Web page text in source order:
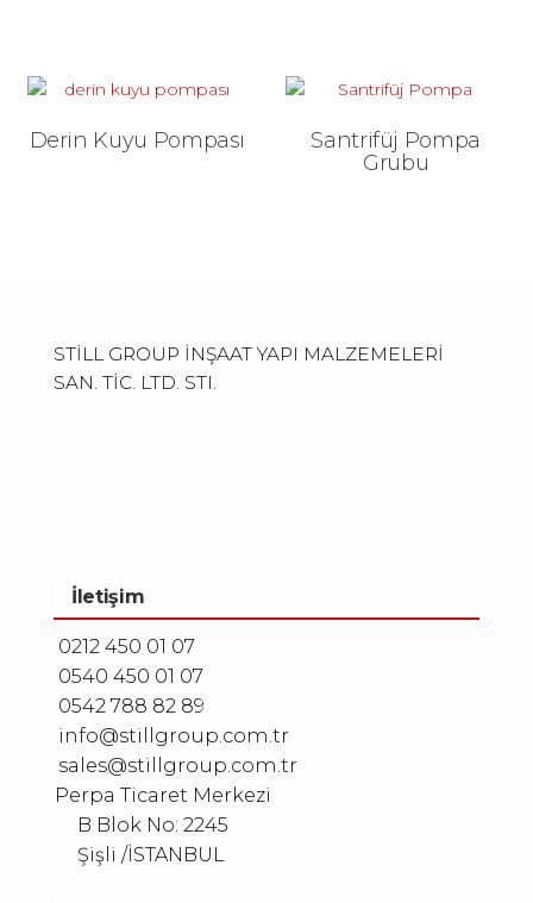
Derin Kuyu Pompası
Santrifüj Pompa
Grubu
STİLL GROUP İNŞAAT YAPI MALZEMELERİ
SAN. TİC. LTD. STI.
İletişim
0212 450 01 07
0540 450 01 07
0542 788 82 89
info@stillgroup.com.tr
sales@stillgroup.com.tr
Perpa Ticaret Merkezi
B Blok No: 2245
Şişli /İSTANBUL